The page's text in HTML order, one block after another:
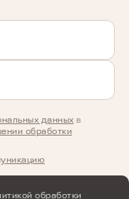
данных в
обработки
обработки